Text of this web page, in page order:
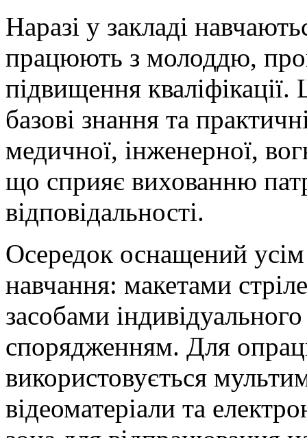
Наразі у закладі
працюють з молоддю,
підвищення
базові знання та
медичної, інженерної,
що сприяє вихованню
відповідальності.
Осередок оснащений
навчання: макетами
засобами
спорядженням. Для
використовується
відеоматеріали та